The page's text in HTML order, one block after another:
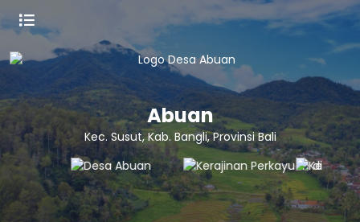
Abuan
Kec. Susut, Kab. Bangli, Provinsi Bali